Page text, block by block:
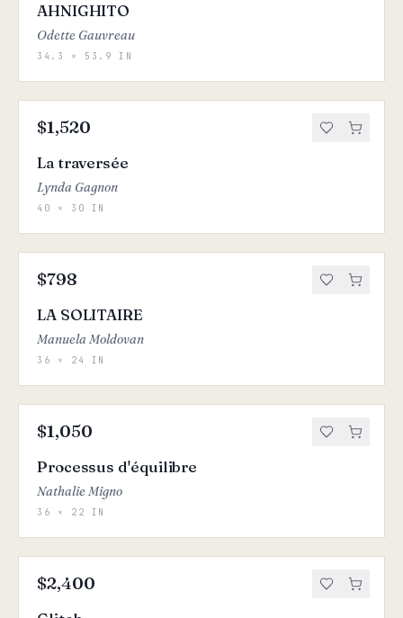
AHNIGHITO
Odette Gauvreau
34.3 × 53.9 IN
$1,520
La traversée
Lynda Gagnon
40 × 30 IN
$798
LA SOLITAIRE
Manuela Moldovan
36 × 24 IN
$1,050
Processus d'équilibre
Nathalie Migno
36 × 22 IN
$2,400